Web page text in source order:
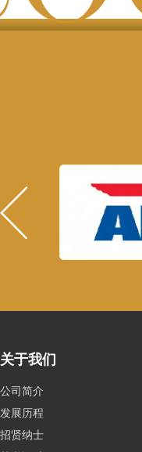
关于我们
公司简介
发展历程
招贤纳士